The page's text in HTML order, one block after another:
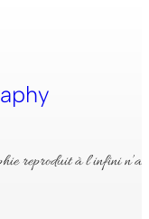
reproduit à l’infini n’a